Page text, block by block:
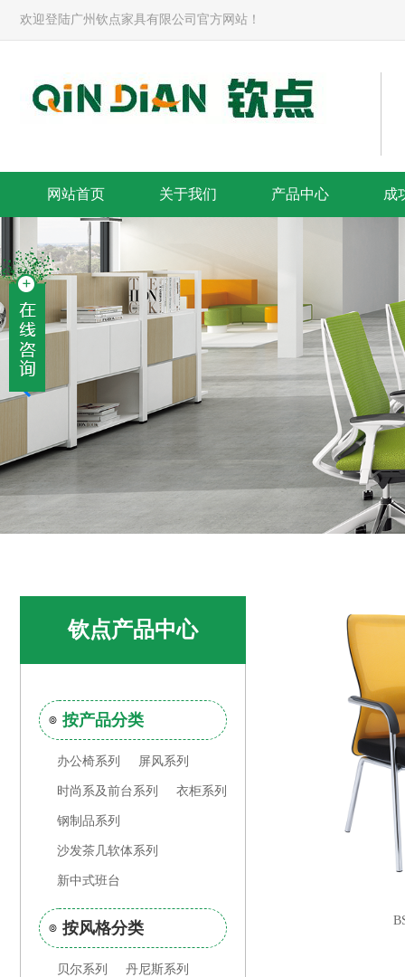
欢迎登陆广州钦点家具有限公司官方网站！
网站首页 关于我们 产品中心 成
解决整体方案-banner
钦点产品中心
按产品分类
办公椅系列 屏风系列
时尚系及前台系列 衣柜系列
钢制品系列
沙发茶几软体系列
新中式班台
按风格分类
贝尔系列 丹尼斯系列